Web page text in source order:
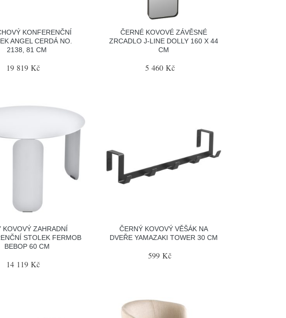
KONFERENČNÍ
ANGEL CERDÁ NO.
2138, 81 CM
19 819 Kč
ČERNÉ KOVOVÉ ZÁVĚSNÉ
ZRCADLO J-LINE DOLLY 160 X 44
CM
5 460 Kč
KOVOVÝ ZAHRADNÍ
STOLEK FERMOB
BEBOP 60 CM
14 119 Kč
ČERNÝ KOVOVÝ VĚŠÁK NA
DVEŘE YAMAZAKI TOWER 30 CM
599 Kč